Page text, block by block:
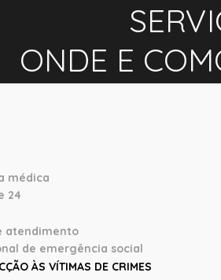
ONDE E
médica
24
atendimento
de emergência social
ÀS VÍTIMAS DE CRIMES